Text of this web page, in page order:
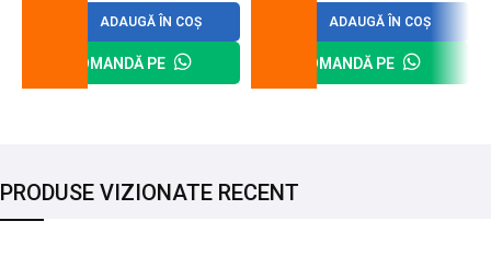
ADAUGĂ ÎN COȘ
COMANDĂ PE
ADAUGĂ ÎN COȘ
COMANDĂ PE
PRODUSE VIZIONATE RECENT